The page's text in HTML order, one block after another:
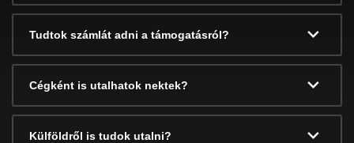
Tudtok számlát adni a támogatásról?
Cégként is utalhatok nektek?
Külföldről is tudok utalni?